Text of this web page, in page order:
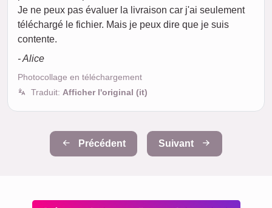
Je ne peux pas évaluer la livraison car j'ai seulement
téléchargé le fichier. Mais je peux dire que je suis
contente.
- Alice
Photocollage en téléchargement
Traduit: Afficher l'original (it)
Précédent Suivant